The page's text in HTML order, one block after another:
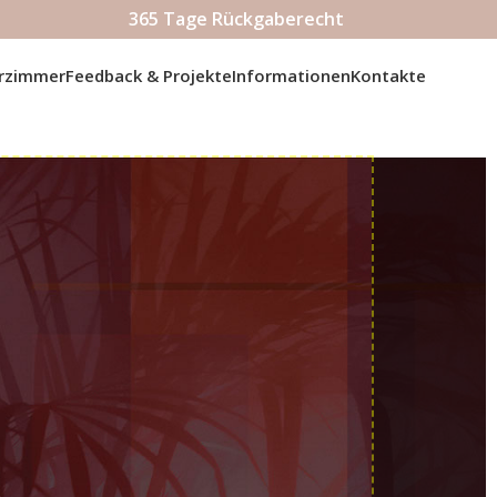
365 Tage Rückgaberecht
Feedback & ProjekteInformationenKontakte